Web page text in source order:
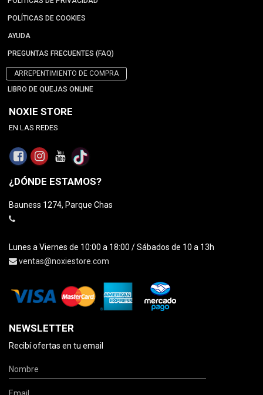
POLÍTICAS DE COOKIES
AYUDA
PREGUNTAS FRECUENTES (FAQ)
ARREPENTIMIENTO DE COMPRA
LIBRO DE QUEJAS ONLINE
NOXIE STORE
EN LAS REDES
¿DÓNDE ESTAMOS?
Bauness 1274, Parque Chas
Lunes a Viernes de 10:00 a 18:00 / Sábados de 10 a 13h
ventas@noxiestore.com
NEWSLETTER
Recibí ofertas en tu email